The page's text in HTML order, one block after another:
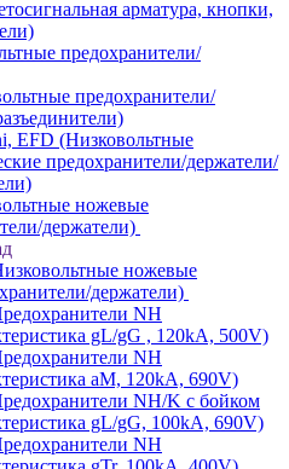
арматура, кнопки,
предохранители/
предохранители/
EFD (Низковольтные
предохранители/держатели/
ножевые
держатели)
ножевые
держатели)
NH
gL/gG , 120kA, 500V)
NH
aM, 120kA, 690V)
NH/K с бойком
gL/gG, 100kA, 690V)
NH